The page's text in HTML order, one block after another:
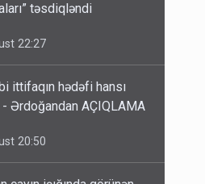
təsdiqləndi
22:27
ittifaqın hədəfi hansı
Ərdoğandan AÇIQLAMA
20:50